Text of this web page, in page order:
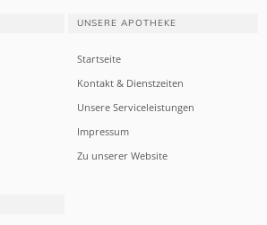
UNSERE APOTHEKE
Startseite
Kontakt & Dienstzeiten
Unsere Serviceleistungen
Impressum
Zu unserer Website